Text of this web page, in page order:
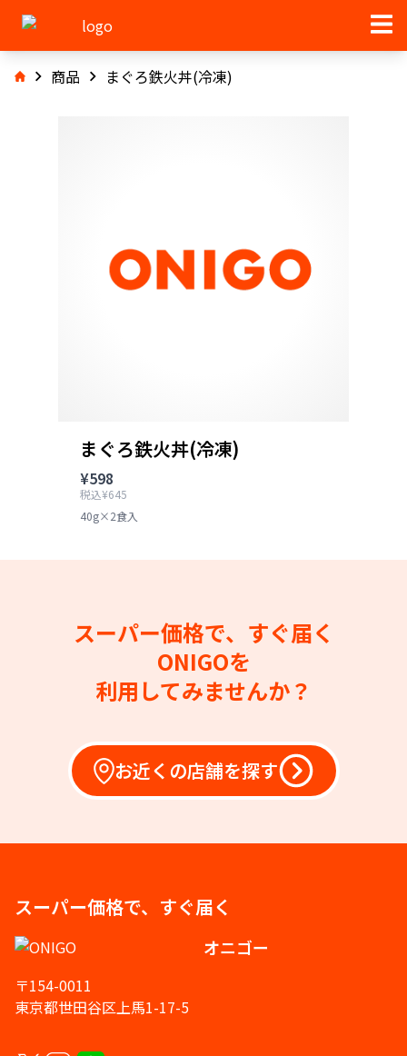
商品 まぐろ鉄火丼(冷凍)
まぐろ鉄火丼(冷凍)
¥598
税込¥645
40g×2食入
スーパー価格で、すぐ届く
ONIGOを
利用してみませんか？
お近くの店舗を探す
スーパー価格で、すぐ届く
オニゴー
〒154-0011
東京都世田谷区上馬1-17-5